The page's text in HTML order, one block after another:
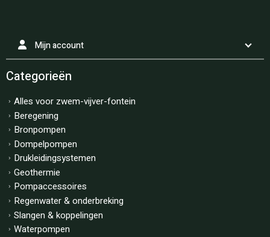
Mijn account
Categorieën
Alles voor zwem-vijver-fontein
Beregening
Bronpompen
Dompelpompen
Drukleidingsystemen
Geothermie
Pompaccessoires
Regenwater & onderbreking
Slangen & koppelingen
Waterpompen